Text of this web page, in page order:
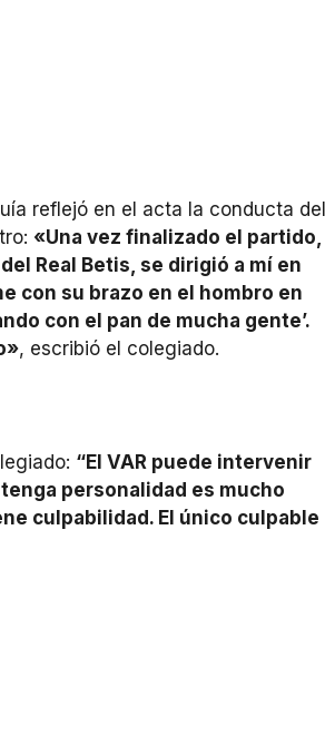
reflejó en el acta la conducta del
«Una vez finalizado el partido,
Real Betis, se dirigió a mí en
con su brazo en el hombro en
con el pan de mucha gente’.
, escribió el colegiado.
“El VAR puede intervenir
personalidad es mucho
culpabilidad. El único culpable